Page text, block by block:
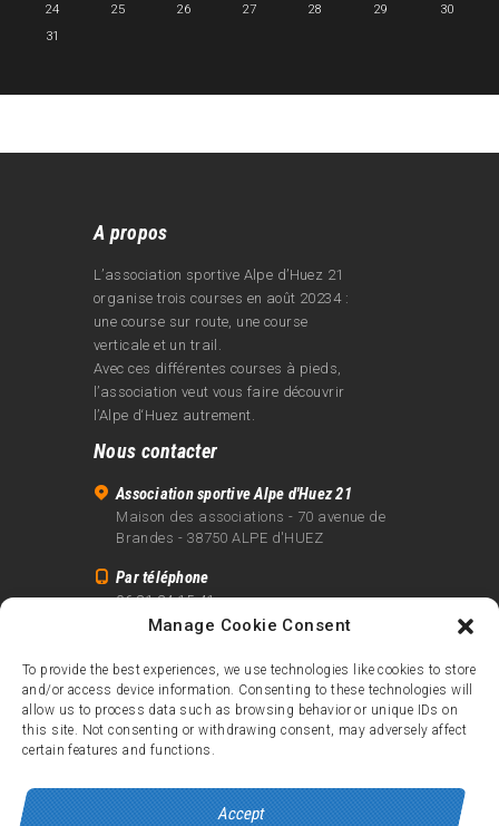
Manage Cookie Consent
To provide the best experiences, we use technologies like cookies to store
and/or access device information. Consenting to these technologies will
allow us to process data such as browsing behavior or unique IDs on
this site. Not consenting or withdrawing consent, may adversely affect
certain features and functions.
Accept
24
25 26 27 28 29
30
31
A propos
L’association sportive Alpe d’Huez 21
organise trois courses en août 20234 :
une course sur route, une course
verticale et un trail.
Avec ces différentes courses à pieds,
l’association veut vous faire découvrir
l’Alpe d‘Huez autrement.
Nous contacter
Association sportive Alpe d'Huez 21
Maison des associations - 70 avenue de
Brandes - 38750 ALPE d'HUEZ
Par téléphone
06 81 24 15 41
info@alpe21.fr
Mentions légales
Contact
crédits